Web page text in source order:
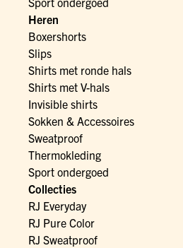
Heren
Boxershorts
Slips
Shirts met ronde hals
Shirts met V-hals
Invisible shirts
Sokken & Accessoires
Sweatproof
Thermokleding
Sport ondergoed
Collecties
RJ Everyday
RJ Pure Color
RJ Sweatproof